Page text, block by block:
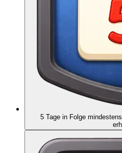
5 Tage in Folge